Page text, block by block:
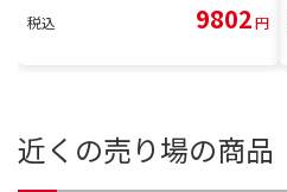
税込 9802円
近くの売り場の商品